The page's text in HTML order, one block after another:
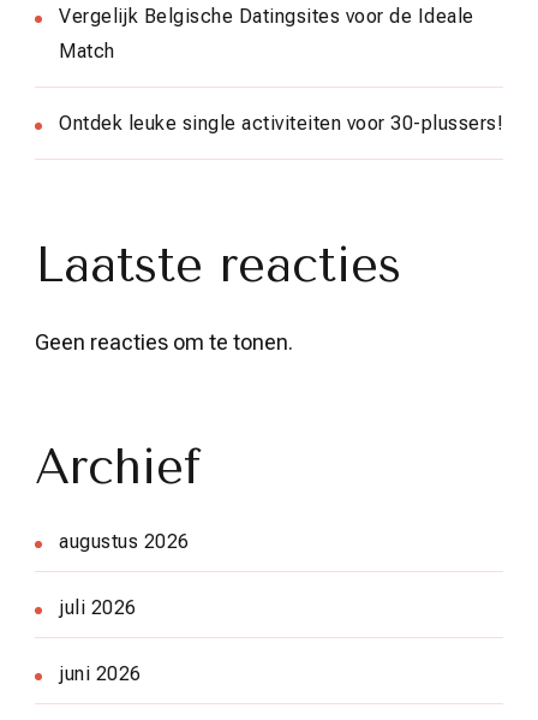
Vergelijk Belgische Datingsites voor de Ideale
Match
Ontdek leuke single activiteiten voor 30-plussers!
Laatste reacties
Geen reacties om te tonen.
Archief
augustus 2026
juli 2026
juni 2026